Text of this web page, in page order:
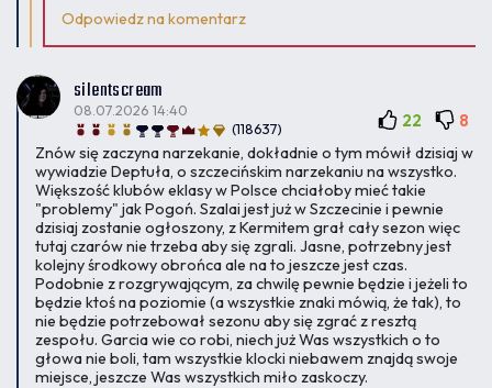
Odpowiedz na komentarz
silentscream
(118637)
08.07.2026 14:40 22 8
Znów się zaczyna narzekanie, dokładnie o tym mówił dzisiaj w
wywiadzie Deptuła, o szczecińskim narzekaniu na wszystko.
Większość klubów eklasy w Polsce chciałoby mieć takie
"problemy" jak Pogoń. Szalai jest już w Szczecinie i pewnie
dzisiaj zostanie ogłoszony, z Kermitem grał cały sezon więc
tutaj czarów nie trzeba aby się zgrali. Jasne, potrzebny jest
kolejny środkowy obrońca ale na to jeszcze jest czas.
Podobnie z rozgrywającym, za chwilę pewnie będzie i jeżeli to
będzie ktoś na poziomie (a wszystkie znaki mówią, że tak), to
nie będzie potrzebował sezonu aby się zgrać z resztą
zespołu. Garcia wie co robi, niech już Was wszystkich o to
głowa nie boli, tam wszystkie klocki niebawem znajdą swoje
miejsce, jeszcze Was wszystkich miło zaskoczy.